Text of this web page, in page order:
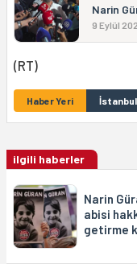
Narin
9 Eylül
(RT)
Haber Yeri İstanbul
ilgili haberler
Narin
abisi
getirme